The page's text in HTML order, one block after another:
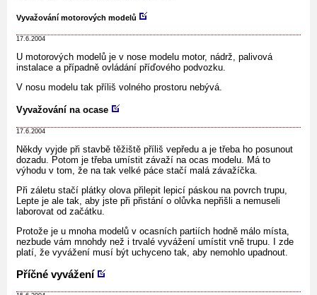
Vyvažování motorových modelů
17.6.2004
U motorových modelů je v nose modelu motor, nádrž, palivová
instalace a případně ovládání příďového podvozku.
V nosu modelu tak příliš volného prostoru nebývá.
Vyvažování na ocase
17.6.2004
Někdy vyjde při stavbě těžiště příliš vepředu a je třeba ho posunout
dozadu. Potom je třeba umístit závaží na ocas modelu. Má to
výhodu v tom, že na tak velké páce stačí malá závažíčka.
Při záletu stačí plátky olova přilepit lepicí páskou na povrch trupu,
Lepte je ale tak, aby jste při přistání o olůvka nepřišli a nemuseli
laborovat od začátku.
Protože je u mnoha modelů v ocasních partiích hodně málo místa,
nezbude vám mnohdy než i trvalé vyvážení umístit vně trupu. I zde
platí, že vyvážení musí být uchyceno tak, aby nemohlo upadnout.
Příčné vyvážení